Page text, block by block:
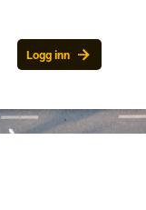
Logg inn arrow_forward